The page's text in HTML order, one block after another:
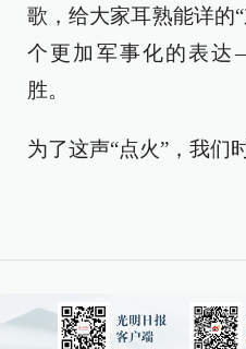
歌，给大家耳熟能详的
个更加军事化的表
胜。
为了这声“点火”，我们